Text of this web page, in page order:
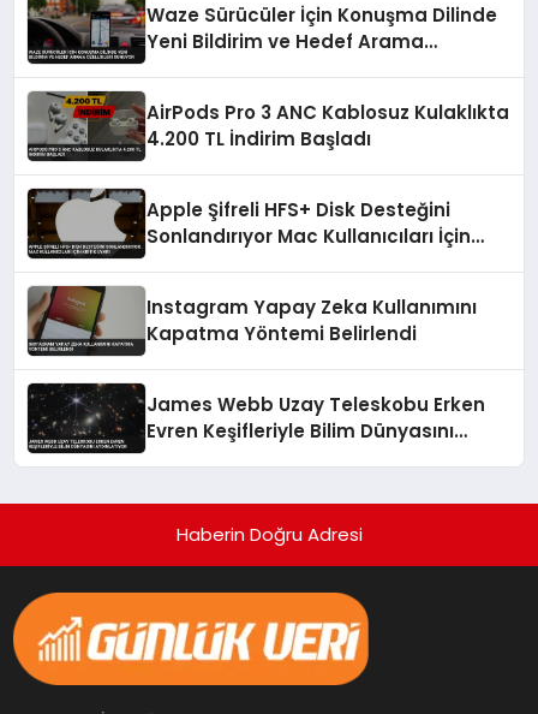
Waze Sürücüler İçin Konuşma Dilinde
Yeni Bildirim ve Hedef Arama
AirPods Pro 3 ANC Kablosuz Kulaklıkta
4.200 TL İndirim Başladı
Apple Şifreli HFS+ Disk Desteğini
Sonlandırıyor Mac Kullanıcıları İçin
Instagram Yapay Zeka Kullanımını
Kapatma Yöntemi Belirlendi
James Webb Uzay Teleskobu Erken
Evren Keşifleriyle Bilim Dünyasını
Haberin Doğru Adresi